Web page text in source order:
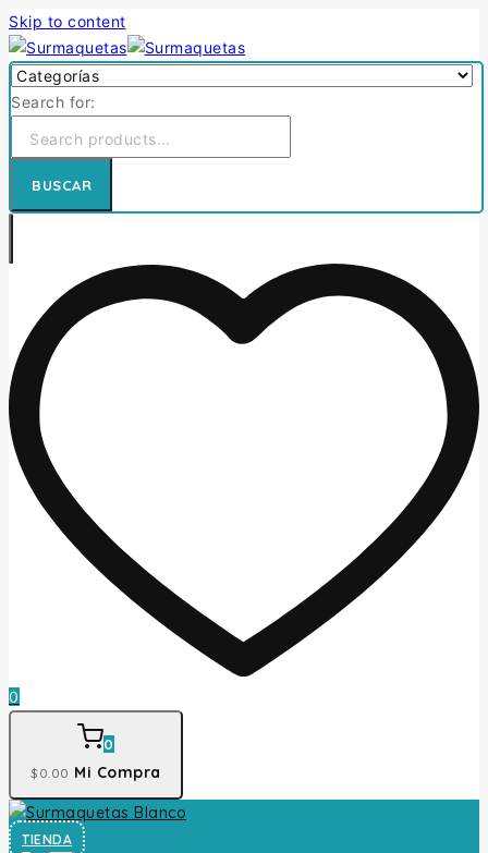
Skip to content
Search for:
BUSCAR
0
0
$0 .00 Mi Compra
TIENDA